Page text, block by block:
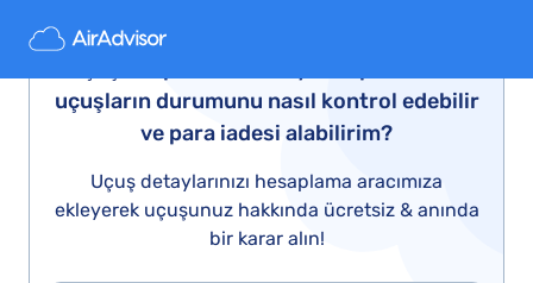
uçuşların durumunu nasıl kontrol edebilir
ve para iadesi alabilirim?
Uçuş detaylarınızı hesaplama aracımıza
ekleyerek uçuşunuz hakkında ücretsiz & anında
bir karar alın!